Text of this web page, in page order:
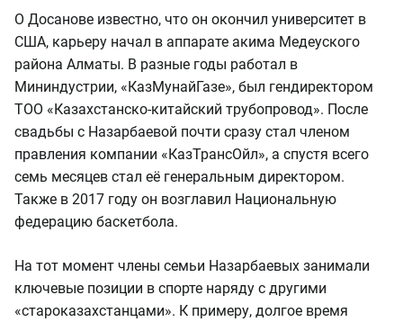
О Досанове известно, что он окончил университет в
США, карьеру начал в аппарате акима Медеуского
района Алматы. В разные годы работал в
Мининдустрии, «КазМунайГазе», был гендиректором
ТОО «Казахстанско-китайский трубопровод». После
свадьбы с Назарбаевой почти сразу стал членом
правления компании «КазТрансОйл», а спустя всего
семь месяцев стал её генеральным директором.
Также в 2017 году он возглавил Национальную
федерацию баскетбола.
На тот момент члены семьи Назарбаевых занимали
ключевые позиции в спорте наряду с другими
«староказахстанцами». К примеру, долгое время